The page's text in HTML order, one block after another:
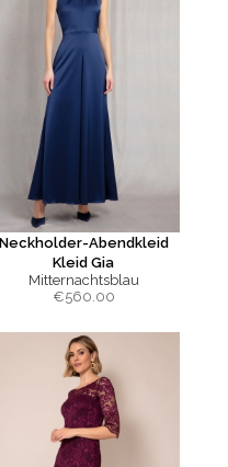
Neckholder-Abendkleid
Kleid Gia
Mitternachtsblau
€560.00